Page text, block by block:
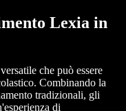
Lexia in
che può essere
Combinando la
tradizionali, gli
di